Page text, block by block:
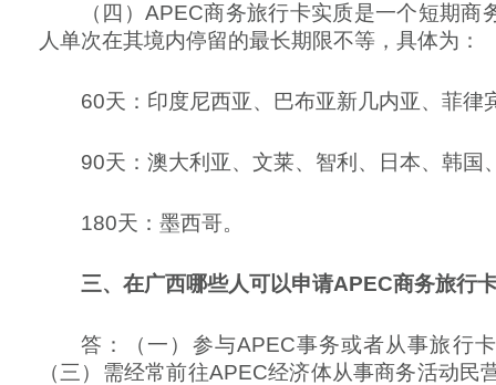
（四）APEC商务旅行卡实质是一个短期
人单次在其境内停留的最长期限不等，具体为：
60天：印度尼西亚、巴布亚新几内亚、菲律
90天：澳大利亚、文莱、智利、日本、韩
180天：墨西哥。
三、在广西哪些人可以申请APEC商务旅行
答：（一）参与APEC事务或者从事旅行
（三）需经常前往APEC经济体从事商务活动